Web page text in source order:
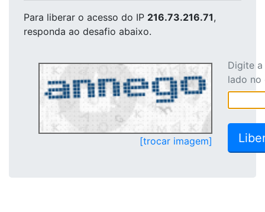
Para liberar o acesso do IP 216.73.216.71,
responda ao desafio abaixo.
[trocar imagem]
Digite
lado no